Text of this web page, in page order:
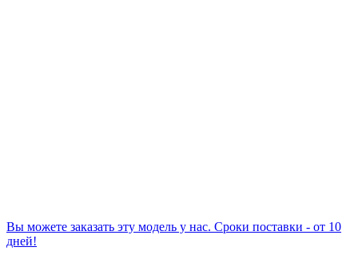
Вы можете заказать эту модель у нас. Сроки поставки - от 10
дней!